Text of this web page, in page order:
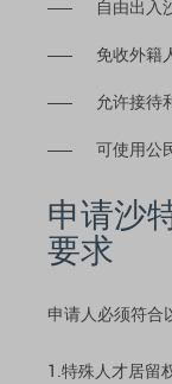
自由出入
免收外籍
允许接待
可使用公
申请沙
要求
申请人必须符合
1.特殊人才居留